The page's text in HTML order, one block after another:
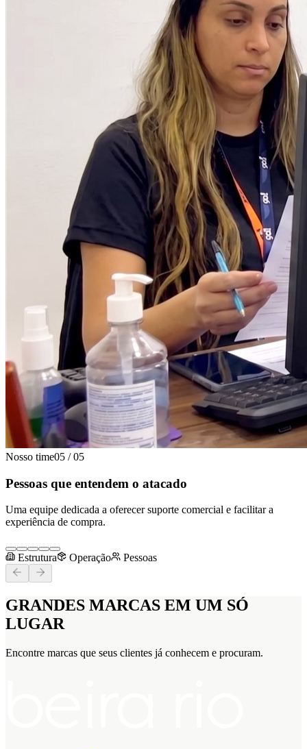
Nosso time05 / 05
Pessoas que entendem o atacado
Uma equipe dedicada a oferecer suporte comercial e facilitar a
experiência de compra.
Estrutura Operação Pessoas
GRANDES MARCAS EM UM SÓ
LUGAR
Encontre marcas que seus clientes já conhecem e procuram.